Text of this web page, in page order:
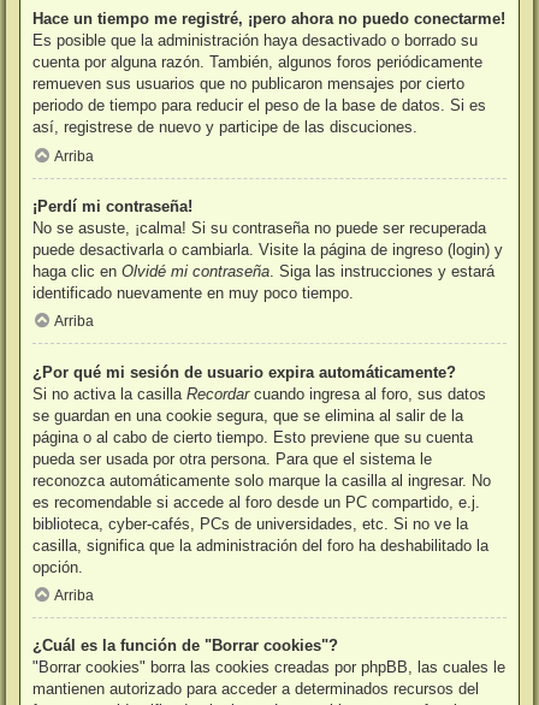
Hace un tiempo me registré, ¡pero ahora no puedo conectarme!
Es posible que la administración haya desactivado o borrado su
cuenta por alguna razón. También, algunos foros periódicamente
remueven sus usuarios que no publicaron mensajes por cierto
periodo de tiempo para reducir el peso de la base de datos. Si es
así, registrese de nuevo y participe de las discuciones.
Arriba
¡Perdí mi contraseña!
No se asuste, ¡calma! Si su contraseña no puede ser recuperada
puede desactivarla o cambiarla. Visite la página de ingreso (login) y
haga clic en Olvidé mi contraseña . Siga las instrucciones y estará
identificado nuevamente en muy poco tiempo.
Arriba
¿Por qué mi sesión de usuario expira automáticamente?
Si no activa la casilla Recordarcuando ingresa al foro, sus datos
se guardan en una cookie segura, que se elimina al salir de la
página o al cabo de cierto tiempo. Esto previene que su cuenta
pueda ser usada por otra persona. Para que el sistema le
reconozca automáticamente solo marque la casilla al ingresar. No
es recomendable si accede al foro desde un PC compartido, e.j.
biblioteca, cyber-cafés, PCs de universidades, etc. Si no ve la
casilla, significa que la administración del foro ha deshabilitado la
opción.
Arriba
¿Cuál es la función de "Borrar cookies"?
"Borrar cookies" borra las cookies creadas por phpBB, las cuales le
mantienen autorizado para acceder a determinados recursos del